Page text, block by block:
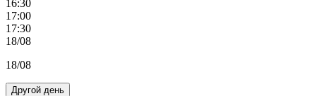
16:30
17:00
17:30
18/08
18/08
Другой день